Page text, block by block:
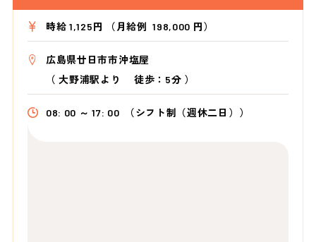
時給 1,125円 （月給例 198,000 円）
広島県廿日市市沖塩屋
（大野浦駅より 徒歩：5分 ）
08: 00 ～ 17: 00 （シフト制（週休二日））